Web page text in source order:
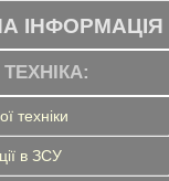
ІНФОРМАЦІЯ
техніки
в ЗСУ